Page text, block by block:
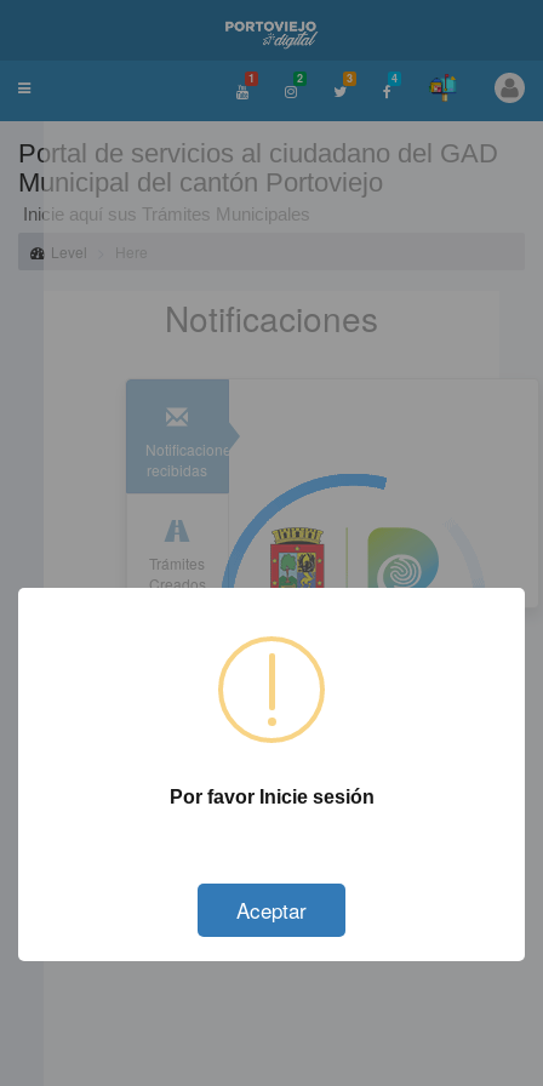
Toggle
1 2 3 4
Portal de servicios al ciudadano del GAD
Municipal del cantón Portoviejo
Inicie aquí sus Trámites Municipales
Level
Here
Notificaciones
Notificaciones
recibidas
Trámites
Creados
Por favor Inicie sesión
Aceptar